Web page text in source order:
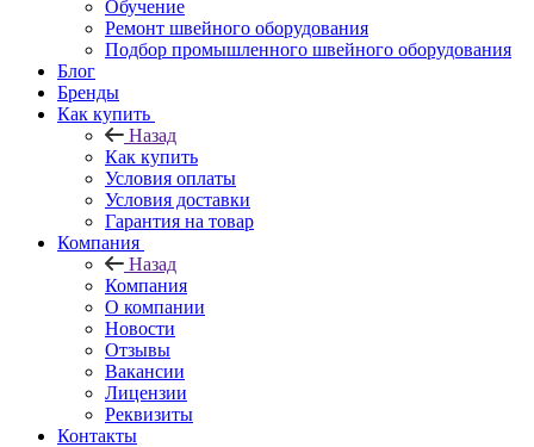
Обучение
Ремонт швейного оборудования
Подбор промышленного швейного оборудования
Блог
Бренды
Как купить
Назад
Как купить
Условия оплаты
Условия доставки
Гарантия на товар
Компания
Назад
Компания
О компании
Новости
Отзывы
Вакансии
Лицензии
Реквизиты
Контакты